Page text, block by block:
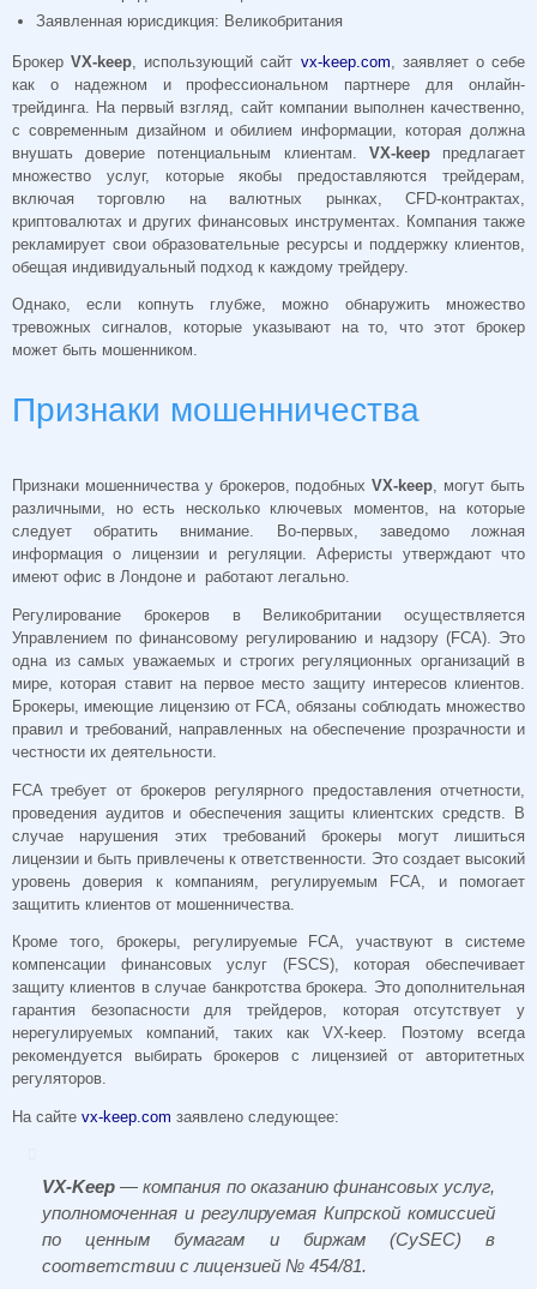
Заявленная юрисдикция: Великобритания
БрокерVX-keep , использующий сайт vx-keep.com , заявляет о себе
как о надежном и профессиональном партнере для онлайн-
трейдинга. На первый взгляд, сайт компании выполнен качественно,
с современным дизайном и обилием информации, которая должна
внушать доверие потенциальным клиентам. VX-keepпредлагает
множество услуг, которые якобы предоставляются трейдерам,
включая торговлю на валютных рынках, CFD-контрактах,
криптовалютах и других финансовых инструментах. Компания также
рекламирует свои образовательные ресурсы и поддержку клиентов,
обещая индивидуальный подход к каждому трейдеру.
Однако, если копнуть глубже, можно обнаружить множество
тревожных сигналов, которые указывают на то, что этот брокер
может быть мошенником.
Признаки мошенничества
Признаки мошенничества у брокеров, подобныхVX-keep, могут быть
различными, но есть несколько ключевых моментов, на которые
следует обратить внимание. Во-первых, заведомо ложная
информация о лицензии и регуляции. Аферисты утверждают что
имеют офис в Лондоне и работают легально.
Регулирование брокеров в Великобритании осуществляется
Управлением по финансовому регулированию и надзору (FCA). Это
одна из самых уважаемых и строгих регуляционных организаций в
мире, которая ставит на первое место защиту интересов клиентов.
Брокеры, имеющие лицензию от FCA, обязаны соблюдать множество
правил и требований, направленных на обеспечение прозрачности и
честности их деятельности.
FCA требует от брокеров регулярного предоставления отчетности,
проведения аудитов и обеспечения защиты клиентских средств. В
случае нарушения этих требований брокеры могут лишиться
лицензии и быть привлечены к ответственности. Это создает высокий
уровень доверия к компаниям, регулируемым FCA, и помогает
защитить клиентов от мошенничества.
Кроме того, брокеры, регулируемые FCA, участвуют в системе
компенсации финансовых услуг (FSCS), которая обеспечивает
защиту клиентов в случае банкротства брокера. Это дополнительная
гарантия безопасности для трейдеров, которая отсутствует у
нерегулируемых компаний, таких как VX-keep. Поэтому всегда
рекомендуется выбирать брокеров с лицензией от авторитетных
регуляторов.
На сайте vx-keep.com заявлено следующее:
VX-Keep — компания по оказанию финансовых услуг,
уполномоченная и регулируемая Кипрской комиссией
по ценным бумагам и биржам (CySEC) в
соответствии с лицензией № 454/81.